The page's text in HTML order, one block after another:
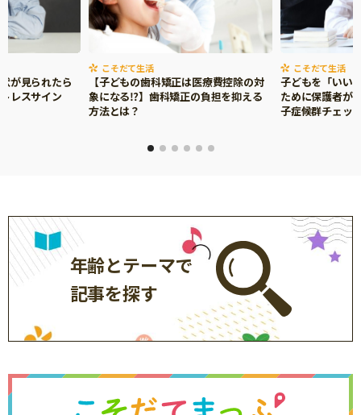
が見られたら
レスサイン
こそだて生活
【子どもの歯科矯正は医療費控除の対
象になる⁉】歯科矯正の負担を抑える
方法とは？
こそだて生活
子どもを「いい
ために保護者が
子症候群チェッ
年齢とテーマで
記事を探す